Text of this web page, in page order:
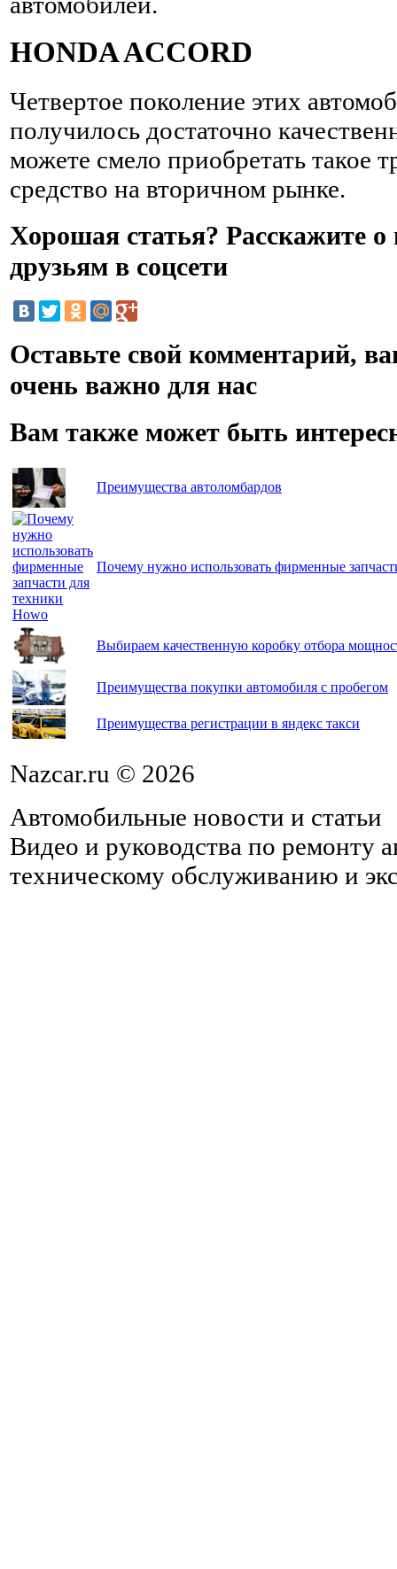
HONDA ACCORD
Четвертое поколение этих
получилось достаточно
можете смело приобретать такое
средство на вторичном рынке.
Хорошая статья? Расскажите о
друзьям в соцсети
Оставьте свой комментарий,
очень важно для нас
Вам также может быть
Преимущества автоломбардов
Почему нужно использовать фирменные
Выбираем качественную коробку отбора
Преимущества покупки автомобиля с пробегом
Преимущества регистрации в яндекс такси
Nazcar.ru © 2026
Автомобильные новости и статьи
Видео и руководства по ремонту
техническому обслуживанию и